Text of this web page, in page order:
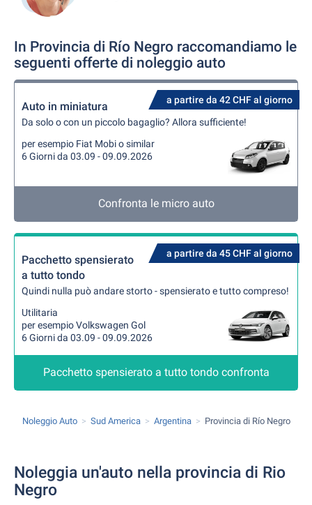
In Provincia di Río Negro raccomandiamo le
seguenti offerte di noleggio auto
a partire da 42 CHF al giorno
Auto in miniatura
Da solo o con un piccolo bagaglio? Allora sufficiente!
per esempio Fiat Mobi o similar
6 Giorni da 03.09 - 09.09.2026
Confronta le micro auto
a partire da 45 CHF al giorno
Pacchetto spensierato
a tutto tondo
Quindi nulla può andare storto - spensierato e tutto compreso!
Utilitaria
per esempio Volkswagen Gol
6 Giorni da 03.09 - 09.09.2026
Pacchetto spensierato a tutto tondo confronta
Noleggio Auto Sud America Argentina Provincia di Río Negro
Noleggia un'auto nella provincia di Rio
Negro